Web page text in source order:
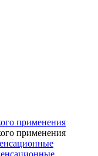
применения
применения